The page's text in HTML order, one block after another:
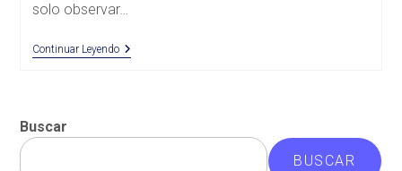
solo observar…
Continuar LeyendoKPIs
En
Buscar
BUSCAR